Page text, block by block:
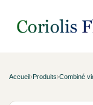
Accueil›Produits›Combiné